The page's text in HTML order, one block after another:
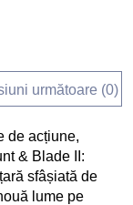
următoare (0)
de acțiune,
& Blade II:
sfâșiată de
lume pe